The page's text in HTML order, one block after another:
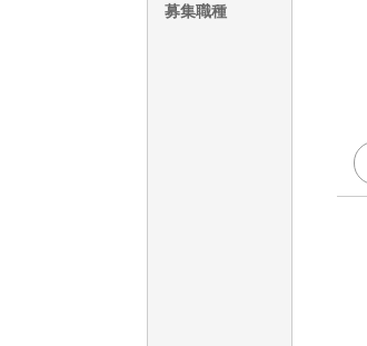
募集職種